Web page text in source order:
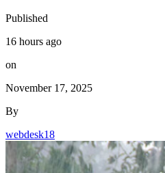
Published
16 hours ago
on
November 17, 2025
By
webdesk18